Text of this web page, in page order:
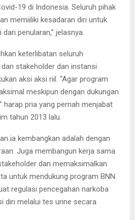
19 di Indonesia. Seluruh pihak
memiiliki kesadaran diri untuk
penularan,” jelasnya.
keterlibatan seluruh
stakeholder dan instansi
aksi aksi riil. “Agar program
meskipun dengan dukungan
harap pria yang pernah menjabat
tahun 2013 lalu.
ia kembangkan adalah dengan
Juga membangun kerja sama
dan memaksimalkan
untuk mendukung program BNN.
regulasi pencegahan narkoba
diri melalui tes urine secara